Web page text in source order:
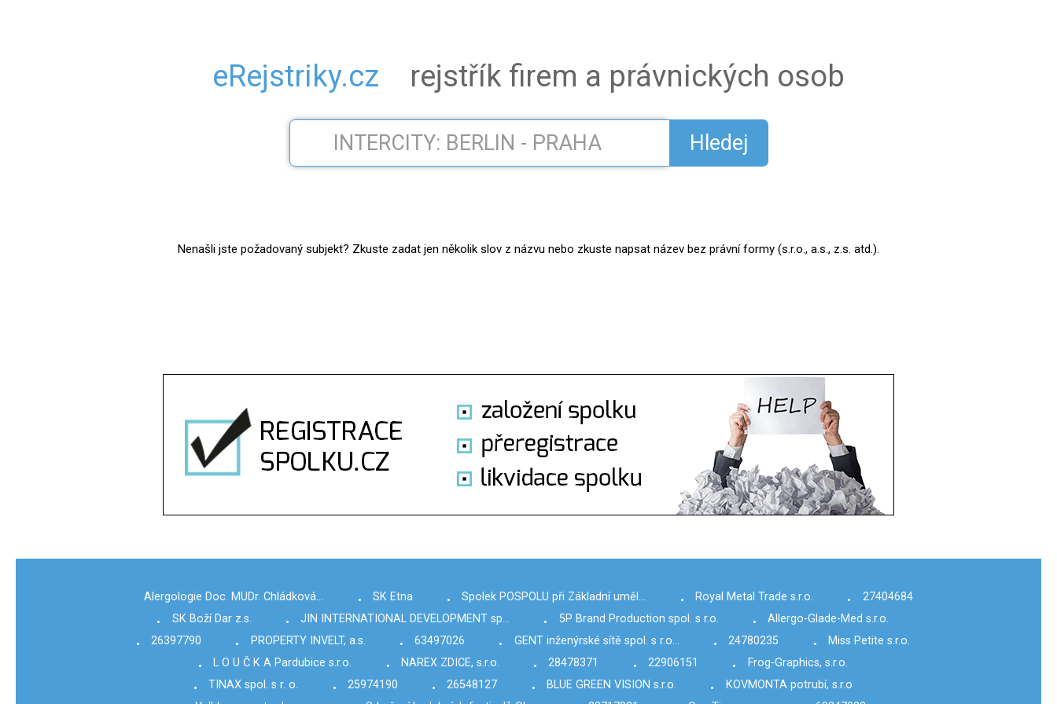
eRejstriky.cz rejstřík firem a právnických osob
Hledej
Nenašli jste požadovaný subjekt? Zkuste zadat jen několik slov z názvu nebo zkuste napsat název bez právní formy (s.r.o., a.s., z.s. atd.).
Alergologie Doc. MUDr. Chládková… • SK Etna • Spolek POSPOLU při Základní uměl… • Royal Metal Trade s.r.o. •
27404684
•
SK Boží Dar z.s. • JIN INTERNATIONAL DEVELOPMENT sp… • 5P Brand Production spol. s r.o. •
Allergo-Glade-Med s.r.o.
•
26397790 • PROPERTY INVELT, a.s. • 63497026 • GENT inženýrské sítě spol. s r.o… • 24780235 •
Miss Petite s.r.o.
•
L O U Č K A Pardubice s.r.o. • NAREX ZDICE, s.r.o. • 28478371 • 22906151 •
Frog-Graphics, s.r.o.
•
TINAX spol. s r. o. • 25974190 • 26548127 • BLUE GREEN VISION s.r.o. •
KOVMONTA potrubí, s.r.o